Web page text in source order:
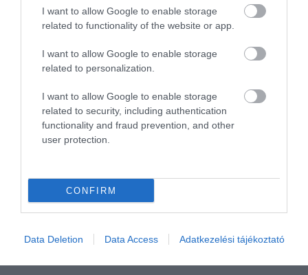
I want to allow Google to enable storage
related to functionality of the website or app.
I want to allow Google to enable storage
related to personalization.
I want to allow Google to enable storage
related to security, including authentication
functionality and fraud prevention, and other
user protection.
CONFIRM
Data Deletion Data Access Adatkezelési tájékoztató
Kiss Tibor
2016. Június 14.
Értékeld Te is!
Értékelem